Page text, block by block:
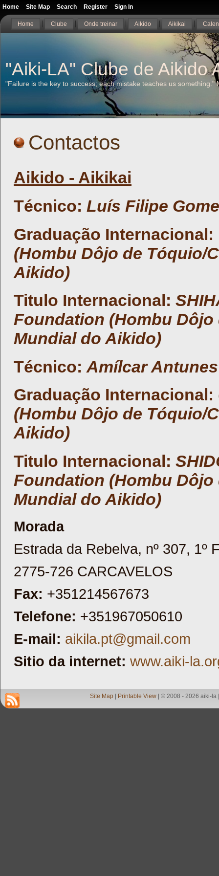
Home Clube Onde treinar Aikido Aikikai
"Aiki-LA" Clube de Aikido
"Failure is the key to success; each mistake teaches us something."
Contactos
Aikido - Aikikai
Técnico: Luís Filipe
Graduação Internacional:
(Hombu Dôjo de Tóquio/
Aikido)
Titulo Internacional:
Foundation (Hombu Dôjo
Mundial do Aikido)
Técnico: Amílcar Antunes
Graduação Internacional:
(Hombu Dôjo de Tóquio/
Aikido)
Titulo Internacional:
Foundation (Hombu Dôjo
Mundial do Aikido)
Morada
Estrada da Rebelva, nº 307, 1º
2775-726 CARCAVELOS
Fax: +351214567673
Telefone: +351967050610
E-mail: aikila.pt@gmail.com
Sitio da internet: www.aiki-
Site Map Printable View | © 2008 - 2026 aiki-la
Home Site Map Search Register Sign In